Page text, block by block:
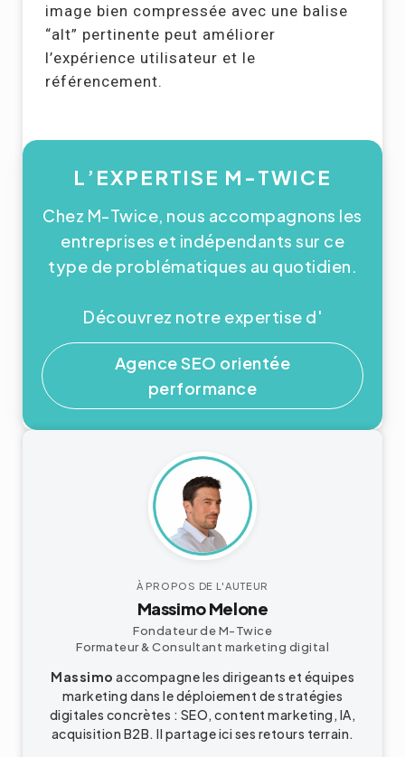
image bien compressée avec une balise
“alt” pertinente peut améliorer
l’expérience utilisateur et le
référencement.
L’EXPERTISE M-TWICE
Chez M-Twice, nous accompagnons les
entreprises et indépendants sur ce
type de problématiques au quotidien.
Découvrez notre expertise d'
Agence SEO orientée
performance
À PROPOS DE L'AUTEUR
Massimo Melone
Fondateur de M-Twice
Formateur & Consultant marketing digital
Massimo accompagne les dirigeants et équipes
marketing dans le déploiement de stratégies
digitales concrètes : SEO, content marketing, IA,
acquisition B2B. Il partage ici ses retours terrain.